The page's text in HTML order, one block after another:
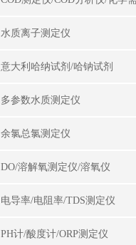
水质离子测定仪
意大利哈纳试剂/哈钠试剂
多参数水质测定仪
余氯总氯测定仪
DO/溶解氧测定仪/溶氧仪
电导率/电阻率/TDS测定仪
PH计/酸度计/ORP测定仪